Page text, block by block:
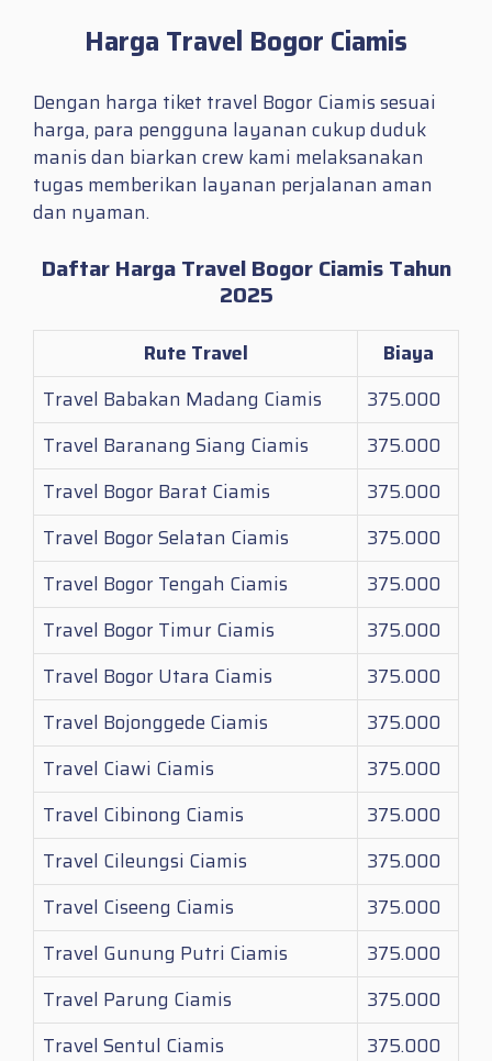
Harga Travel Bogor Ciamis
Dengan harga tiket travel Bogor Ciamis sesuai
harga, para pengguna layanan cukup duduk
manis dan biarkan crew kami melaksanakan
tugas memberikan layanan perjalanan aman
dan nyaman.
Daftar Harga Travel Bogor Ciamis Tahun
2025
Rute Travel
Biaya
Travel Babakan Madang Ciamis
375.000
Travel Baranang Siang Ciamis
375.000
Travel Bogor Barat Ciamis
375.000
Travel Bogor Selatan Ciamis
375.000
Travel Bogor Tengah Ciamis
375.000
Travel Bogor Timur Ciamis
375.000
Travel Bogor Utara Ciamis
375.000
Travel Bojonggede Ciamis
375.000
Travel Ciawi Ciamis
375.000
Travel Cibinong Ciamis
375.000
Travel Cileungsi Ciamis
375.000
Travel Ciseeng Ciamis
375.000
Travel Gunung Putri Ciamis
375.000
Travel Parung Ciamis
375.000
Travel Sentul Ciamis
375.000